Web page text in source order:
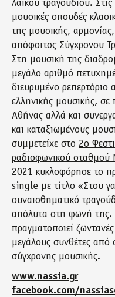
λαϊκού τραγουδιού.
μουσικές σπουδές
της μουσικής,
απόφοιτος Σύγχρονου
Στη μουσική της
μεγάλο αριθμό
διευρυμένο
ελληνικής μουσικής, σε
Αθήνας αλλά και
και καταξιωμένους
συμμετείχε στο 2ο
ραδιοφωνικού σταθμού
2021 κυκλοφόρησε το
single με τίτλο «Στου
συναισθηματικό
απόλυτα στη φωνή της.
πραγματοποιεί
μεγάλους συνθέτες
σύγχρονης μουσικής.
www.nassia.gr
facebook.com/